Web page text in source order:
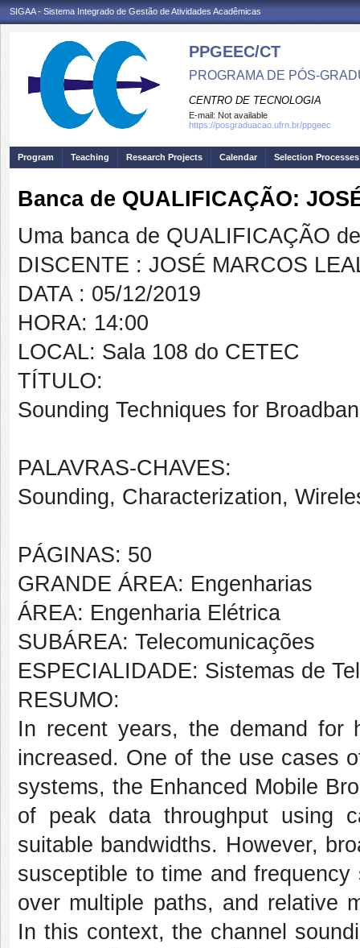
SIGAA - Sistema Integrado de Gestão de Atividades Acadêmicas
PPGEEC/CT
PROGRAMA DE PÓS-
CENTRO DE TECNOLOGIA
E-mail: Not available
https://posgraduacao.ufrn.br/ppgeec
Program Teaching Research Projects Calendar Selection Processes
Banca de QUALIFICAÇÃO:
Uma banca de QUALIFICAÇÃO
DISCENTE : JOSÉ MARCOS
DATA : 05/12/2019
HORA: 14:00
LOCAL: Sala 108 do CETEC
TÍTULO:
Sounding Techniques for
PALAVRAS-CHAVES:
Sounding, Characterization,
PÁGINAS: 50
GRANDE ÁREA: Engenharias
ÁREA: Engenharia Elétrica
SUBÁREA: Telecomunicações
ESPECIALIDADE: Sistemas de
RESUMO:
In recent years, the demand for
increased. One of the use cases
systems, the Enhanced Mobile
of peak data throughput using
suitable bandwidths. However,
susceptible to time and
over multiple paths, and relative
In this context, the channel